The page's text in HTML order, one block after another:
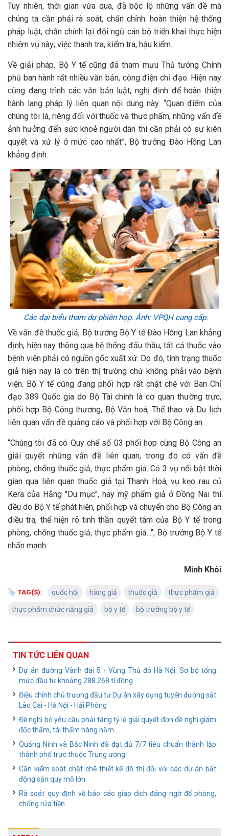
Tuy nhiên, thời gian vừa qua, đã bộc lộ những vấn đề mà
chúng ta cần phải rà soát, chấn chỉnh: hoàn thiện hệ thống
pháp luật, chấn chỉnh lại đội ngũ cán bộ triển khai thực hiện
nhiệm vụ này; việc thanh tra, kiểm tra, hậu kiểm.
Về giải pháp, Bộ Y tế cũng đã tham mưu Thủ tướng Chính
phủ ban hành rất nhiều văn bản, công điện chỉ đạo. Hiện nay
cũng đang trình các văn bản luật, nghị định để hoàn thiện
hành lang pháp lý liên quan nội dung này. “Quan điểm của
chúng tôi là, riêng đối với thuốc và thực phẩm, những vấn đề
ảnh hưởng đến sức khoẻ người dân thì cần phải có sự kiên
quyết và xử lý ở mức cao nhất”, Bộ trưởng Đào Hồng Lan
khẳng định.
Các đại biểu tham dự phiên họp. Ảnh: VPQH cung cấp.
Về vấn đề thuốc giả, Bộ trưởng Bộ Y tế Đào Hồng Lan khẳng
định, hiện nay thông qua hệ thống đấu thầu, tất cả thuốc vào
bệnh viện phải có nguồn gốc xuất xứ. Do đó, tình trạng thuốc
giả hiện nay là có trên thị trường chứ không phải vào bệnh
viện. Bộ Y tế cũng đang phối hợp rất chặt chẽ với Ban Chỉ
đạo 389 Quốc gia do Bộ Tài chính là cơ quan thường trực,
phối hợp Bộ Công thương, Bộ Văn hoá, Thể thao và Du lịch
liên quan vấn đề quảng cáo và phối hợp với Bộ Công an.
“Chúng tôi đã có Quy chế số 03 phối hợp cùng Bộ Công an
giải quyết những vấn đề liên quan, trong đó có vấn đề
phòng, chống thuốc giả, thực phẩm giả. Có 3 vụ nổi bật thời
gian qua liên quan thuốc giả tại Thanh Hoá, vụ kẹo rau củ
Kera của Hằng "Du mục", hay mỹ phẩm giả ở Đồng Nai thì
đều do Bộ Y tế phát hiện, phối hợp và chuyển cho Bộ Công an
điều tra, thể hiện rõ tinh thần quyết tâm của Bộ Y tế trong
phòng, chống thuốc giả, thực phẩm giả...", Bộ trưởng Bộ Y tế
nhấn mạnh.
Minh Khôi
TAG(S): quốc hội hàng giả thuốc giả thực phẩm giả
thực phẩm chức năng giả bộ y tế bộ trưởng bộ y tế
TIN TỨC LIÊN QUAN
Dự án đường Vành đai 5 - Vùng Thủ đô Hà Nội: Sơ bộ tổng
mức đầu tư khoảng 288.268 tỉ đồng
Điều chỉnh chủ trương đầu tư Dự án xây dựng tuyến đường sắt
Lào Cai - Hà Nội - Hải Phòng
Đề nghị bỏ yêu cầu phải tăng tỷ lệ giải quyết đơn đề nghị giám
đốc thẩm, tái thẩm hàng năm
Quảng Ninh và Bắc Ninh đã đạt đủ 7/7 tiêu chuẩn thành lập
thành phố trực thuộc Trung ương
Cần kiểm soát chặt chẽ thiết kế đô thị đối với các dự án bất
động sản quy mô lớn
Rà soát quy định về báo cáo giao dịch đáng ngờ để phòng,
chống rửa tiền